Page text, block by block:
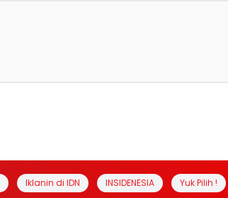
Iklanin di IDN INSIDENESIA Yuk Pilih !